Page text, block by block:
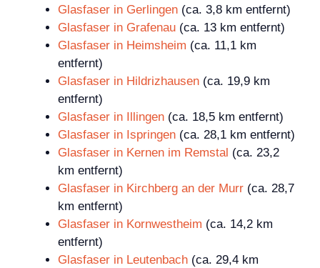
Glasfaser in Gerlingen (ca. 3,8 km entfernt)
Glasfaser in Grafenau (ca. 13 km entfernt)
Glasfaser in Heimsheim (ca. 11,1 km
entfernt)
Glasfaser in Hildrizhausen (ca. 19,9 km
entfernt)
Glasfaser in Illingen (ca. 18,5 km entfernt)
Glasfaser in Ispringen (ca. 28,1 km entfernt)
Glasfaser in Kernen im Remstal (ca. 23,2
km entfernt)
Glasfaser in Kirchberg an der Murr (ca. 28,7
km entfernt)
Glasfaser in Kornwestheim (ca. 14,2 km
entfernt)
Glasfaser in Leutenbach (ca. 29,4 km